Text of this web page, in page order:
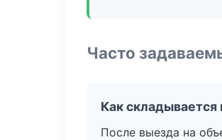
Часто
Как складывается
После выезда на